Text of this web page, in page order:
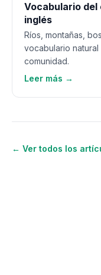
Vocabulario del
inglés
Ríos, montañas,
vocabulario
comunidad.
Leer más →
← Ver todos los